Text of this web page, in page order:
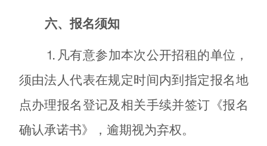
六、报名须知
⒈凡有意参加本次公开招租的单位，
须由法人代表在规定时间内到指定报名地
点办理报名登记及相关手续并签订《报名
确认承诺书》，逾期视为弃权。